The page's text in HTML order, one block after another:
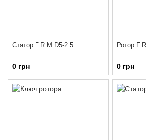
Статор F.R.M D5-2.5
0 грн 0 грн